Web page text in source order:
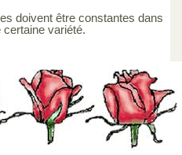
doivent être constantes dans
certaine variété.